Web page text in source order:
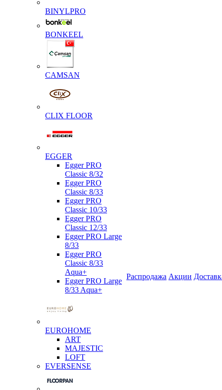
BINYLPRO
BONKEEL
CAMSAN
CLIX FLOOR
EGGER
Egger PRO
Classic 8/32
Egger PRO
Classic 8/33
Egger PRO
Classic 10/33
Egger PRO
Classic 12/33
Egger PRO Large
8/33
Egger PRO
Classic 8/33
Aqua+
Egger PRO Large
8/33 Aqua+
EUROHOME
ART
MAJESTIC
LOFT
EVERSENSE
Распродажа Акции